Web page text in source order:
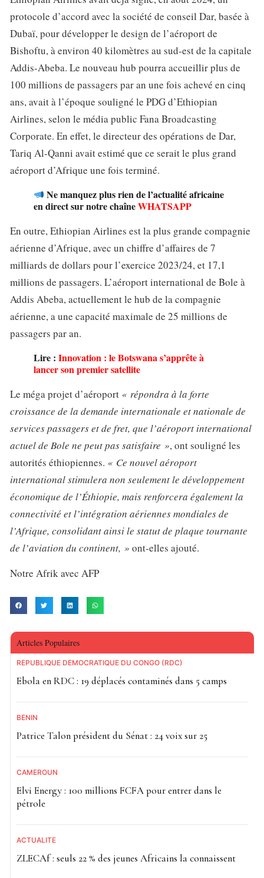
protocole d’accord avec la société de conseil Dar, basée à
Dubaï, pour développer le design de l’aéroport de
Bishoftu, à environ 40 kilomètres au sud-est de la capitale
Addis-Abeba. Le nouveau hub pourra accueillir plus de
100 millions de passagers par an une fois achevé en cinq
ans, avait à l’époque souligné le PDG d’Ethiopian
Airlines, selon le média public Fana Broadcasting
Corporate. En effet, le directeur des opérations de Dar,
Tariq Al-Qanni avait estimé que ce serait le plus grand
aéroport d’Afrique une fois terminé.
Ne manquez plus rien de l’actualité africaine
en direct sur notre chaîneWHATSAPP
En outre, Ethiopian Airlines est la plus grande compagnie
aérienne d’Afrique, avec un chiffre d’affaires de 7
milliards de dollars pour l’exercice 2023/24, et 17,1
millions de passagers. L’aéroport international de Bole à
Addis Abeba, actuellement le hub de la compagnie
aérienne, a une capacité maximale de 25 millions de
passagers par an.
Lire : Innovation : le Botswana s’apprête à
lancer son premier satellite
Le méga projet d’aéroport « répondra à la forte
croissance de la demande internationale et nationale de
services passagers et de fret, que l’aéroport international
actuel de Bole ne peut pas satisfaire », ont souligné les
autorités éthiopiennes. « Ce nouvel aéroport
international stimulera non seulement le développement
économique de l’Éthiopie, mais renforcera également la
connectivité et l’intégration aériennes mondiales de
l’Afrique, consolidant ainsi le statut de plaque tournante
de l’aviation du continent, » ont-elles ajouté.
Notre Afrik avec AFP
Articles Populaires
RÉPUBLIQUE DÉMOCRATIQUE DU CONGO (RDC)
Ebola en RDC : 19 déplacés contaminés dans 5 camps
BÉNIN
Patrice Talon président du Sénat : 24 voix sur 25
CAMEROUN
Elvi Energy : 100 millions FCFA pour entrer dans le
pétrole
ACTUALITE
ZLECAf : seuls 22 % des jeunes Africains la connaissent